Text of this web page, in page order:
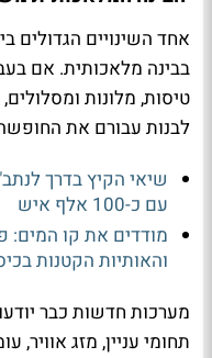
אחד השינויים הגדולים
בבינה מלאכותית. אם
לבנות עבורם את
עם כ-100 אלף איש
מודדים את קו המים:
והאותיות הקטנות
מערכות חדשות כבר
תחומי עניין, מזג אוויר,